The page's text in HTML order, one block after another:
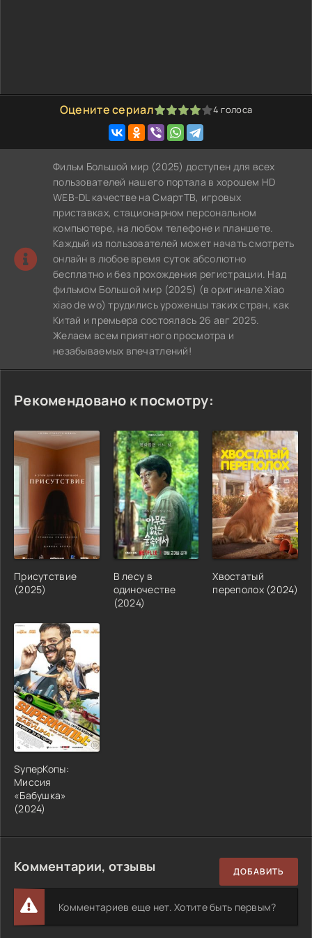
Оцените сериал
1 2 3 4 5 4 голоса
Фильм Большой мир (2025) доступен для всех
пользователей нашего портала в хорошем HD
WEB-DL качестве на СмартТВ, игровых
приставках, стационарном персональном
компьютере, на любом телефоне и планшете.
Каждый из пользователей может начать смотреть
онлайн в любое время суток абсолютно
бесплатно и без прохождения регистрации. Над
фильмом Большой мир (2025) (в оригинале Xiao
xiao de wo) трудились уроженцы таких стран, как
Китай и премьера состоялась 26 авг 2025.
Желаем всем приятного просмотра и
незабываемых впечатлений!
Рекомендовано к посмотру:
Присутствие
(2025)
В лесу в
одиночестве
(2024)
Хвостатый
переполох (2024)
SуперКопы:
Миссия
«Бабушка»
(2024)
Комментарии, отзывы ДОБАВИТЬ
Комментариев еще нет. Хотите быть первым?